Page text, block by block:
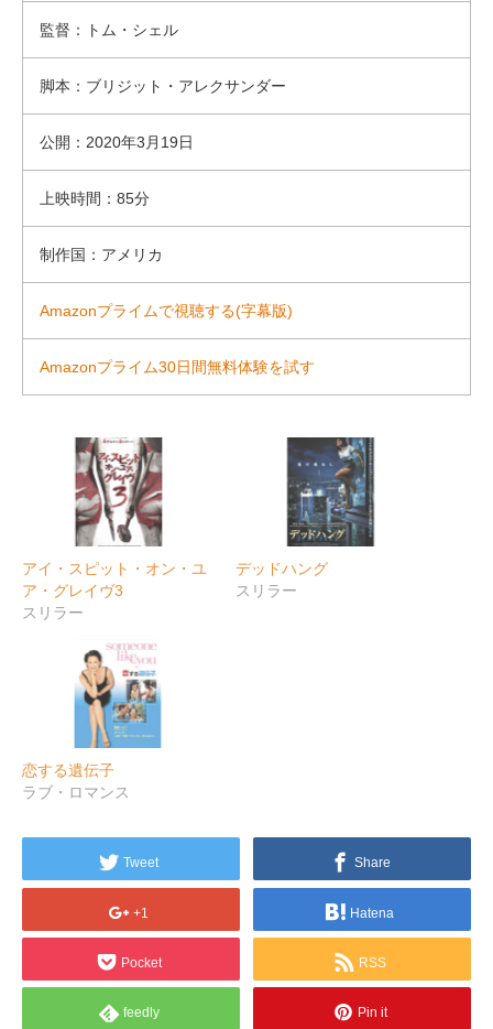
監督：トム・シェル
脚本：ブリジット・アレクサンダー
公開：2020年3月19日
上映時間：85分
制作国：アメリカ
Amazonプライムで視聴する(字幕版)
Amazonプライム30日間無料体験を試す
アイ・スピット・オン・ユ
ア・グレイヴ3
スリラー
デッドハング
スリラー
恋する遺伝子
ラブ・ロマンス
Tweet Share
+1 Hatena
Pocket RSS
feedly Pin it